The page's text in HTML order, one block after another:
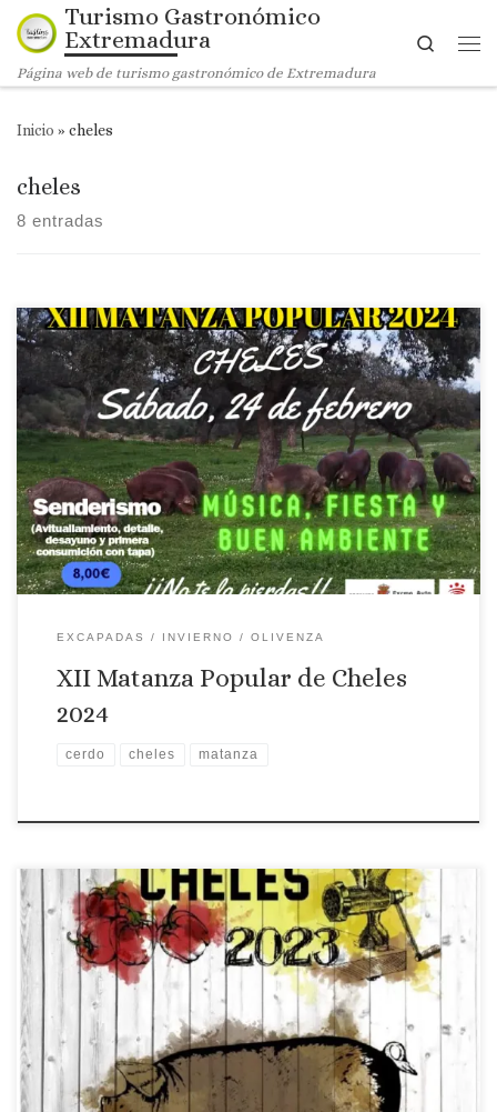
Saltar al contenido
Turismo Gastronómico
Extremadura
Página web de turismo gastronómico de Extremadura
Search
Inicio » cheles
cheles
8 entradas
Lugar: Cheles Fecha: Sábado 24 de febrero de 2024
EXCAPADAS INVIERNO OLIVENZA
XII Matanza Popular de Cheles
2024
cerdo cheles matanza
Lugar: Cheles Fecha: 25 de febrero de 2023